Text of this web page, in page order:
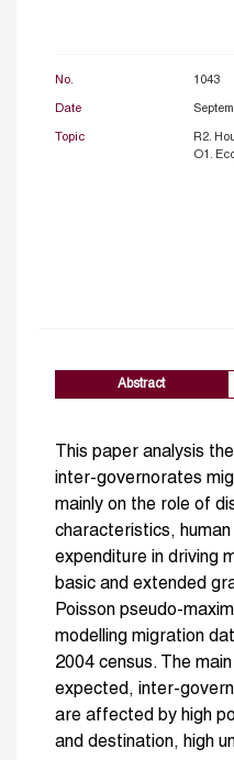
No. 1043
Date
Topic
R2.
O1.
Abstract
This paper analysis
inter-governorates
mainly on the role of
characteristics,
expenditure in driving
basic and extended
Poisson pseudo-
modelling migration
2004 census. The
expected, inter-
are affected by high
and destination, high